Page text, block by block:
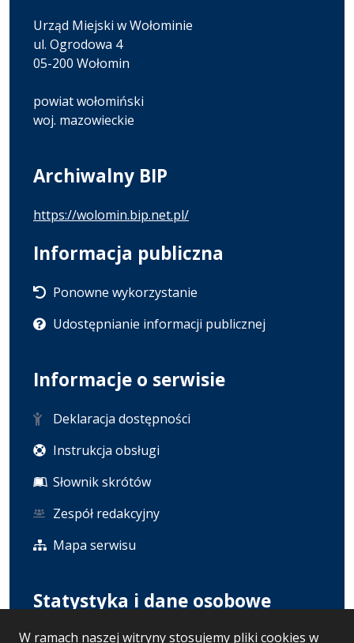
W ramach naszej witryny stosujemy pliki cookies w
Urząd Miejski w Wołominie
ul. Ogrodowa 4
05-200 Wołomin
powiat wołomiński
woj. mazowieckie
Archiwalny BIP
https://wolomin.bip.net.pl/
Informacja publiczna
Ponowne wykorzystanie
Udostępnianie informacji publicznej
Informacje o serwisie
Deklaracja dostępności
Instrukcja obsługi
Słownik skrótów
Zespół redakcyjny
Mapa serwisu
Statystyka i dane osobowe